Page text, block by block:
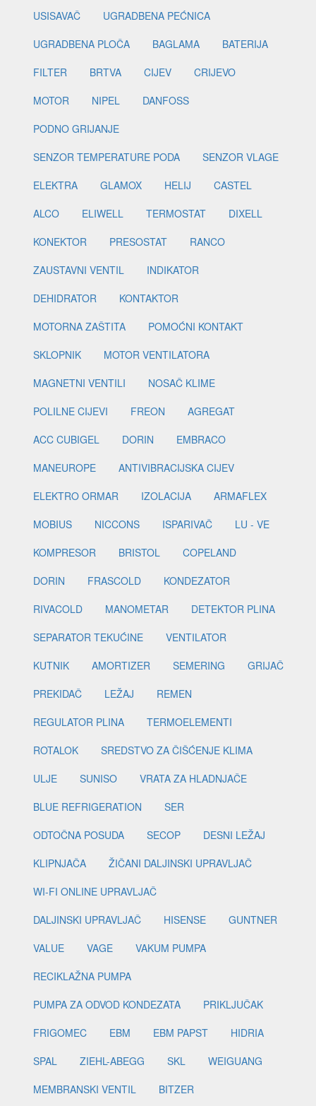
USISAVAČ
UGRADBENA PEĆNICA
UGRADBENA PLOČA
BAGLAMA
BATERIJA
FILTER
BRTVA CIJEV
CRIJEVO
MOTOR
NIPEL
DANFOSS
PODNO GRIJANJE
SENZOR TEMPERATURE PODA
SENZOR VLAGE
ELEKTRA
GLAMOX HELIJ
CASTEL
ALCO
ELIWELL TERMOSTAT
DIXELL
KONEKTOR
PRESOSTAT
RANCO
ZAUSTAVNI VENTIL
INDIKATOR
DEHIDRATOR
KONTAKTOR
MOTORNA ZAŠTITA
POMOĆNI KONTAKT
SKLOPNIK
MOTOR VENTILATORA
MAGNETNI VENTILI
NOSAČ KLIME
POLILNE CIJEVI
FREON
AGREGAT
ACC CUBIGEL
DORIN
EMBRACO
MANEUROPE
ANTIVIBRACIJSKA CIJEV
ELEKTRO ORMAR
IZOLACIJA
ARMAFLEX
MOBIUS
NICCONS ISPARIVAČ
LU - VE
KOMPRESOR
BRISTOL
COPELAND
DORIN
FRASCOLD
KONDEZATOR
RIVACOLD
MANOMETAR
DETEKTOR PLINA
SEPARATOR TEKUĆINE
VENTILATOR
KUTNIK
AMORTIZER SEMERING
GRIJAČ
PREKIDAČ
LEŽAJ
REMEN
REGULATOR PLINA
TERMOELEMENTI
ROTALOK
SREDSTVO ZA ČIŠĆENJE KLIMA
ULJE
SUNISO
VRATA ZA HLADNJAČE
BLUE REFRIGERATION
SER
ODTOČNA POSUDA
SECOP
DESNI LEŽAJ
KLIPNJAČA
ŽIČANI DALJINSKI UPRAVLJAČ
WI-FI ONLINE UPRAVLJAČ
DALJINSKI UPRAVLJAČ
HISENSE
GUNTNER
VALUE
VAGE
VAKUM PUMPA
RECIKLAŽNA PUMPA
PUMPA ZA ODVOD KONDEZATA
PRIKLJUČAK
FRIGOMEC
EBM EBM PAPST
HIDRIA
SPAL
ZIEHL-ABEGG SKL
WEIGUANG
MEMBRANSKI VENTIL
BITZER